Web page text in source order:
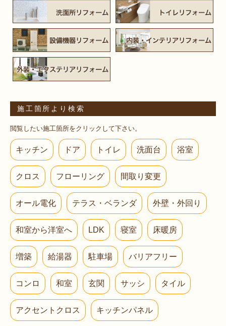
施工箇所より検索
閲覧したい施工箇所をクリックして下さい。
キッチン ドア トイレ 洗面台 浴室
クロス フローリング 間取り変更
オール電化 テラス・ベランダ 外壁・外回り
和室から洋室へ LDK 寝室 床暖房
増築 給湯器 駐車場 バリアフリー
コンロ 和室 玄関 サッシ タイル
アクセントクロス キッチンパネル